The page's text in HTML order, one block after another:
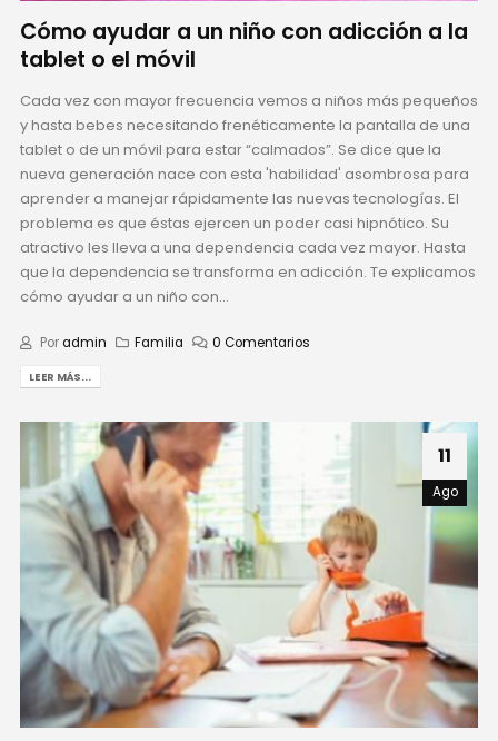
Cómo ayudar a un niño con adicción a la
tablet o el móvil
Cada vez con mayor frecuencia vemos a niños más pequeños
y hasta bebes necesitando frenéticamente la pantalla de una
tablet o de un móvil para estar “calmados”. Se dice que la
nueva generación nace con esta 'habilidad' asombrosa para
aprender a manejar rápidamente las nuevas tecnologías. El
problema es que éstas ejercen un poder casi hipnótico. Su
atractivo les lleva a una dependencia cada vez mayor. Hasta
que la dependencia se transforma en adicción. Te explicamos
cómo ayudar a un niño con...
Poradmin Familia 0 Comentarios
LEER MÁS...
11
Ago